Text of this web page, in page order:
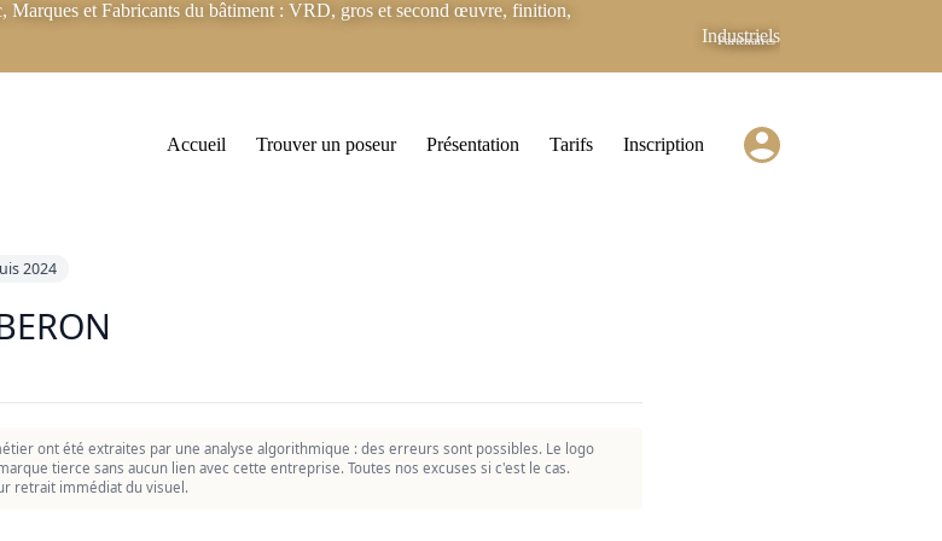
Marques et Fabricants du bâtiment : VRD, gros et second œuvre, finition,
Industriels
Partenaires
Accueil Trouver un poseur Présentation Tarifs Inscription
2024
ont été extraites par une analyse algorithmique : des erreurs sont possibles. Le logo
tierce sans aucun lien avec cette entreprise. Toutes nos excuses si c'est le cas.
retrait immédiat du visuel.